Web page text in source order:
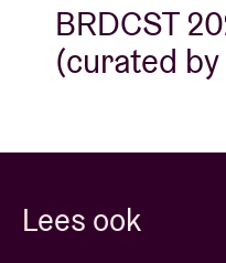
BRDCST
(curated
Lees ook